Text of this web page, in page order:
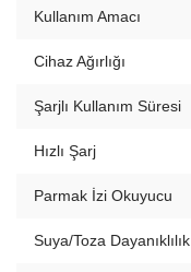
Kullanım Amacı
Cihaz Ağırlığı
Şarjlı Kullanım Süresi
Hızlı Şarj
Parmak İzi Okuyucu
Suya/Toza Dayanıklılık